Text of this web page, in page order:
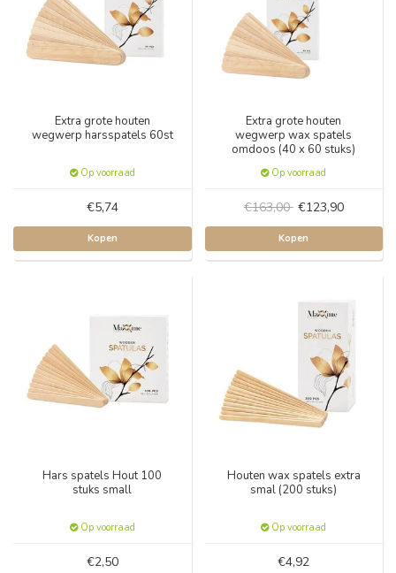
Extra grote houten
wegwerp harsspatels 60st
Op voorraad
€5,74
Kopen
Extra grote houten
wegwerp wax spatels
omdoos (40 x 60 stuks)
Op voorraad
€163,00 €123,90
Kopen
Hars spatels Hout 100
stuks small
Op voorraad
€2,50
Houten wax spatels extra
smal (200 stuks)
Op voorraad
€4,92